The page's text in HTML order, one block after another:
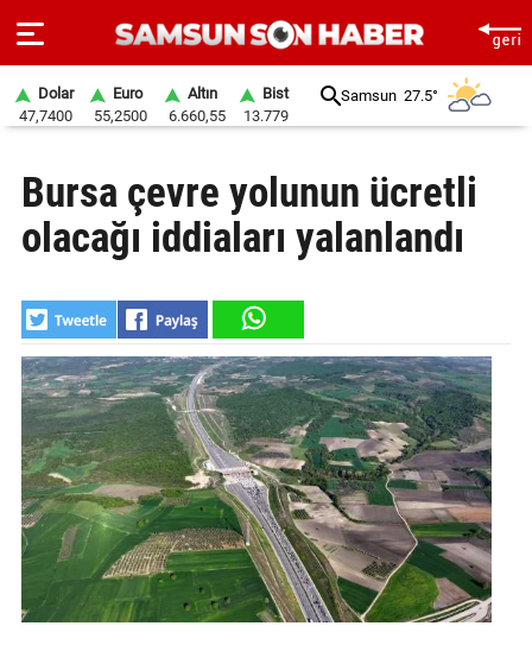
SAYFA
SAMSUN
SAMSUNSPOR
GÜNDEM
SİYASET
EKONOMİ
DÜNYA
MAGAZİN
GALERİ
Dolar
47,7400
Euro
55,2500
Altın
6.660,55
Bist
13.779
Samsun 27.5°
Bursa çevre yolunun ücretli
olacağı iddiaları yalanlandı